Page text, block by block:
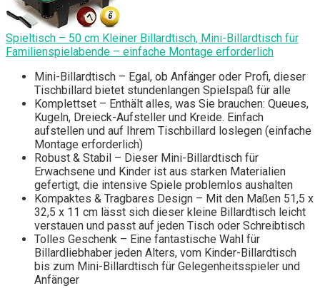
Spieltisch – 50 cm Kleiner Billardtisch, Mini-Billardtisch für
Familienspielabende – einfache Montage erforderlich
Mini-Billardtisch – Egal, ob Anfänger oder Profi, dieser
Tischbillard bietet stundenlangen Spielspaß für alle
Komplettset – Enthält alles, was Sie brauchen: Queues,
Kugeln, Dreieck-Aufsteller und Kreide. Einfach
aufstellen und auf Ihrem Tischbillard loslegen (einfache
Montage erforderlich)
Robust & Stabil – Dieser Mini-Billardtisch für
Erwachsene und Kinder ist aus starken Materialien
gefertigt, die intensive Spiele problemlos aushalten
Kompaktes & Tragbares Design – Mit den Maßen 51,5 x
32,5 x 11 cm lässt sich dieser kleine Billardtisch leicht
verstauen und passt auf jeden Tisch oder Schreibtisch
Tolles Geschenk – Eine fantastische Wahl für
Billardliebhaber jeden Alters, vom Kinder-Billardtisch
bis zum Mini-Billardtisch für Gelegenheitsspieler und
Anfänger